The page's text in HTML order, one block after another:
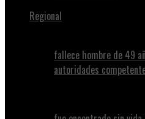
Regional
fallece hombre de 49
autoridades